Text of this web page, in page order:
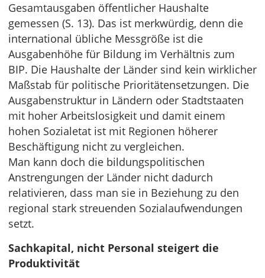
Gesamtausgaben öffentlicher Haushalte
gemessen (S. 13). Das ist merkwürdig, denn die
international übliche Messgröße ist die
Ausgabenhöhe für Bildung im Verhältnis zum
BIP. Die Haushalte der Länder sind kein wirklicher
Maßstab für politische Prioritätensetzungen. Die
Ausgabenstruktur in Ländern oder Stadtstaaten
mit hoher Arbeitslosigkeit und damit einem
hohen Sozialetat ist mit Regionen höherer
Beschäftigung nicht zu vergleichen.
Man kann doch die bildungspolitischen
Anstrengungen der Länder nicht dadurch
relativieren, dass man sie in Beziehung zu den
regional stark streuenden Sozialaufwendungen
setzt.
Sachkapital, nicht Personal steigert die
Produktivität